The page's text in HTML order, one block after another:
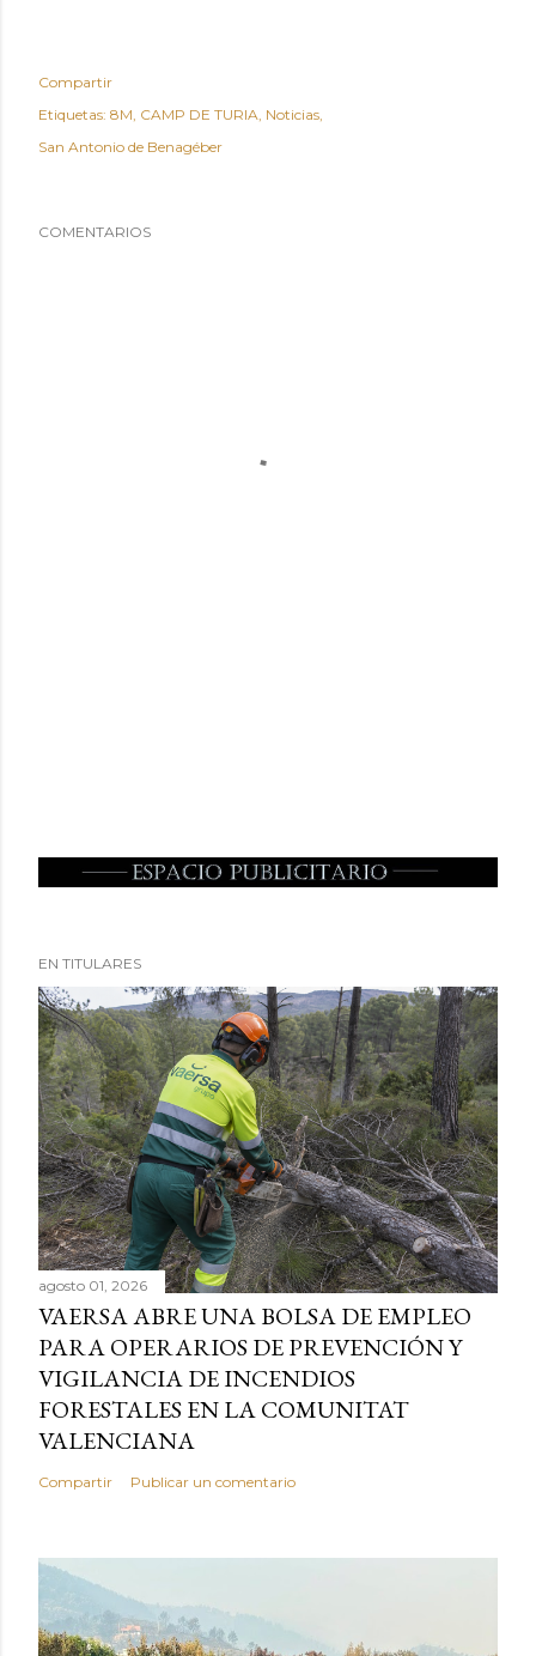
Compartir
Etiquetas: 8M CAMP DE TURIA Noticias
San Antonio de Benagéber
COMENTARIOS
EN TITULARES
agosto 01, 2026
VAERSA ABRE UNA BOLSA DE EMPLEO
PARA OPERARIOS DE PREVENCIÓN Y
VIGILANCIA DE INCENDIOS
FORESTALES EN LA COMUNITAT
VALENCIANA
Compartir Publicar un comentario